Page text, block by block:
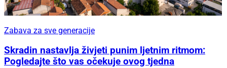
Zabava za sve generacije
Skradin nastavlja živjeti punim ljetnim ritmom:
Pogledajte što vas očekuje ovog tjedna